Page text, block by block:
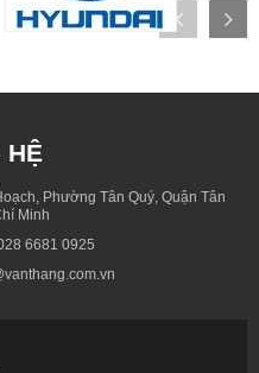
HỆ
Phường Tân Quý, Quận Tân
Minh
6681 0925